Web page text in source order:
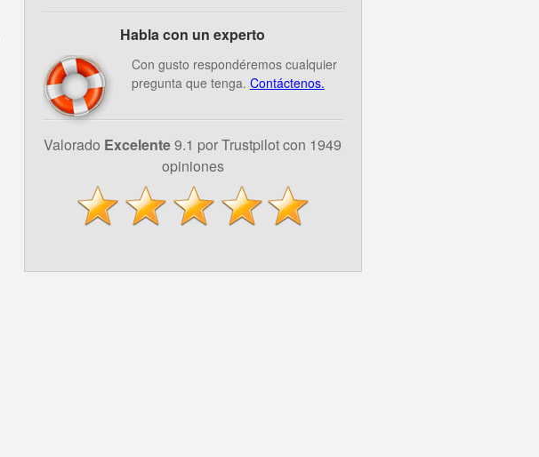
Habla con un experto
Con gusto respondéremos cualquier
pregunta que tenga. Contáctenos.
Valorado Excelente9.1 por Trustpilot con 1949
opiniones